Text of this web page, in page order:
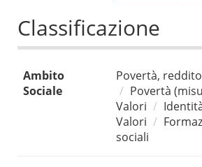
Classificazione
Ambito
Sociale
Povertà,
Povertà
Valori
Valori
sociali